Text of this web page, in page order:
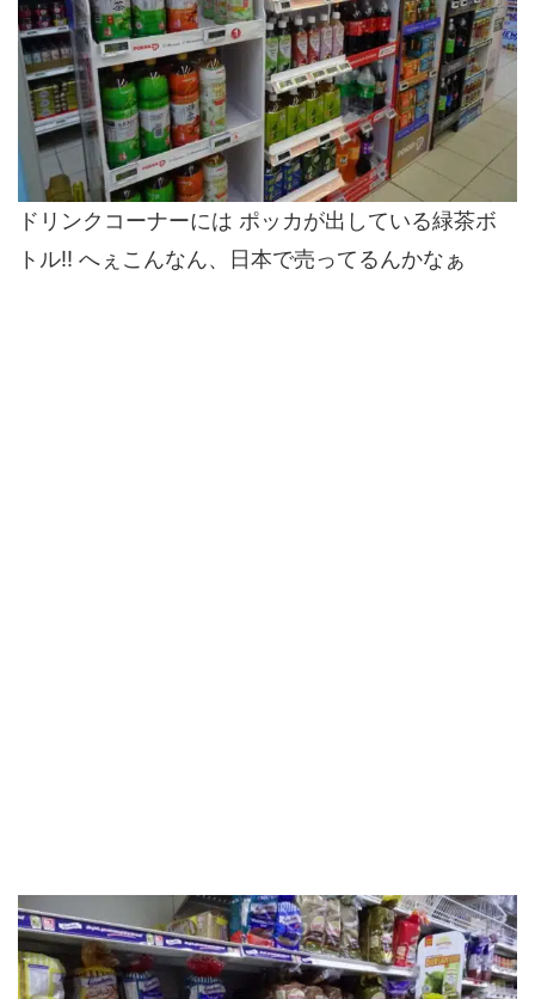
ドリンクコーナーには ポッカが出している緑茶ボ
トル!! へぇこんなん、日本で売ってるんかなぁ